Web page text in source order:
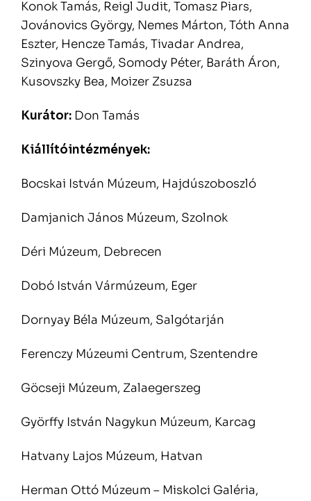
Konok Tamás, Reigl Judit, Tomasz Piars,
Jovánovics György, Nemes Márton, Tóth Anna
Eszter, Hencze Tamás, Tivadar Andrea,
Szinyova Gergő, Somody Péter, Baráth Áron,
Kusovszky Bea, Moizer Zsuzsa
Kurátor: Don Tamás
Kiállítóintézmények:
Bocskai István Múzeum, Hajdúszoboszló
Damjanich János Múzeum, Szolnok
Déri Múzeum, Debrecen
Dobó István Vármúzeum, Eger
Dornyay Béla Múzeum, Salgótarján
Ferenczy Múzeumi Centrum, Szentendre
Göcseji Múzeum, Zalaegerszeg
Györffy István Nagykun Múzeum, Karcag
Hatvany Lajos Múzeum, Hatvan
Herman Ottó Múzeum – Miskolci Galéria,